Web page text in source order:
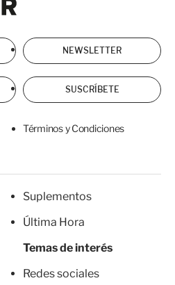
NEWSLETTER
SUSCRÍBETE
Términos y Condiciones
Suplementos
Última Hora
Temas de interés
Redes sociales